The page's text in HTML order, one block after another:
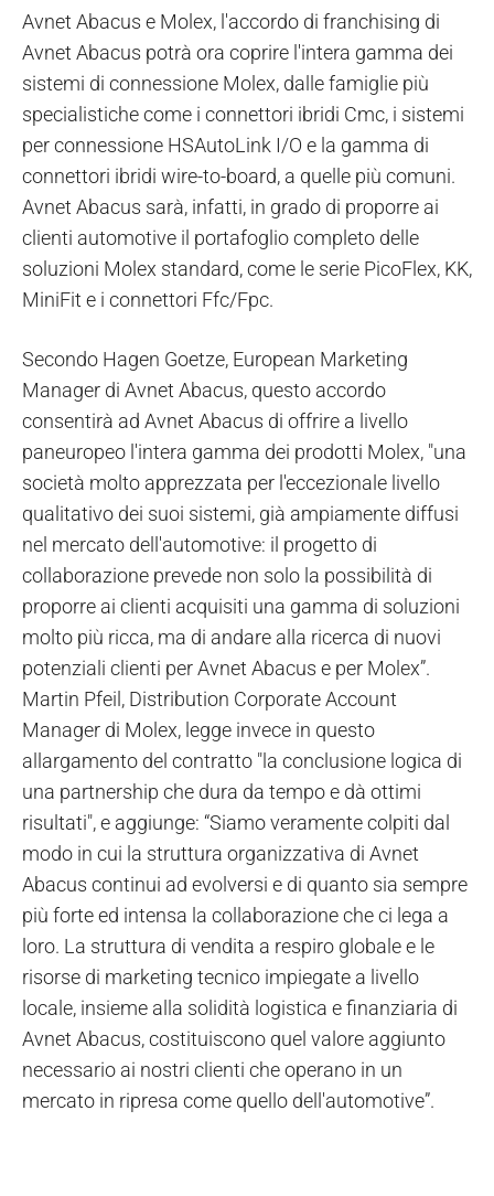
Avnet Abacus e Molex, l'accordo di franchising di
Avnet Abacus potrà ora coprire l'intera gamma dei
sistemi di connessione Molex, dalle famiglie più
specialistiche come i connettori ibridi Cmc, i sistemi
per connessione HSAutoLink I/O e la gamma di
connettori ibridi wire-to-board, a quelle più comuni.
Avnet Abacus sarà, infatti, in grado di proporre ai
clienti automotive il portafoglio completo delle
soluzioni Molex standard, come le serie PicoFlex, KK,
MiniFit e i connettori Ffc/Fpc.
Secondo Hagen Goetze, European Marketing
Manager di Avnet Abacus, questo accordo
consentirà ad Avnet Abacus di offrire a livello
paneuropeo l'intera gamma dei prodotti Molex, "una
società molto apprezzata per l'eccezionale livello
qualitativo dei suoi sistemi, già ampiamente diffusi
nel mercato dell'automotive: il progetto di
collaborazione prevede non solo la possibilità di
proporre ai clienti acquisiti una gamma di soluzioni
molto più ricca, ma di andare alla ricerca di nuovi
potenziali clienti per Avnet Abacus e per Molex”.
Martin Pfeil, Distribution Corporate Account
Manager di Molex, legge invece in questo
allargamento del contratto "la conclusione logica di
una partnership che dura da tempo e dà ottimi
risultati", e aggiunge: “Siamo veramente colpiti dal
modo in cui la struttura organizzativa di Avnet
Abacus continui ad evolversi e di quanto sia sempre
più forte ed intensa la collaborazione che ci lega a
loro. La struttura di vendita a respiro globale e le
risorse di marketing tecnico impiegate a livello
locale, insieme alla solidità logistica e finanziaria di
Avnet Abacus, costituiscono quel valore aggiunto
necessario ai nostri clienti che operano in un
mercato in ripresa come quello dell'automotive”.